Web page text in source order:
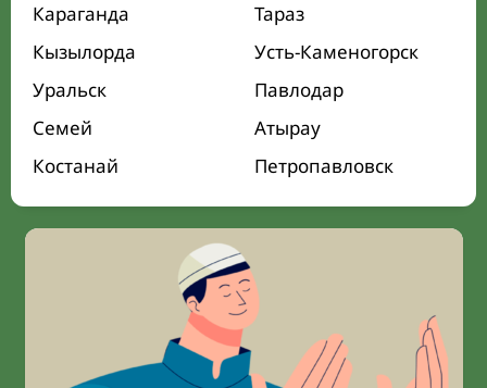
Караганда
Тараз
Кызылорда
Усть-Каменогорск
Уральск
Павлодар
Семей
Атырау
Костанай
Петропавловск